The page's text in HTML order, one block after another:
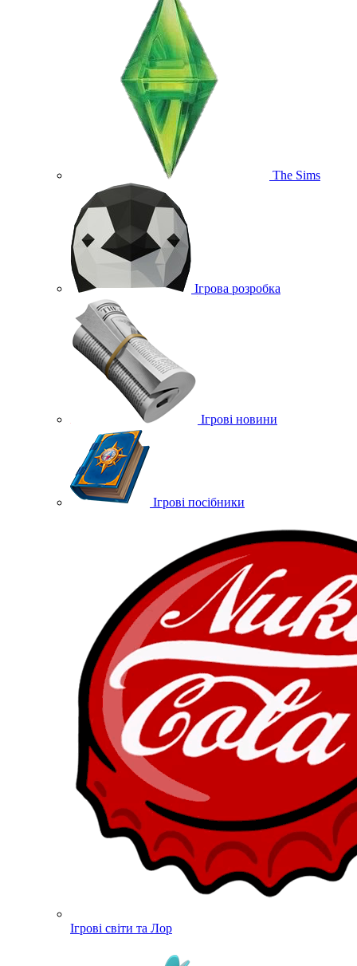
The Sims
Ігрова розробка
Ігрові новини
Ігрові посібники
Ігрові світи та Лор